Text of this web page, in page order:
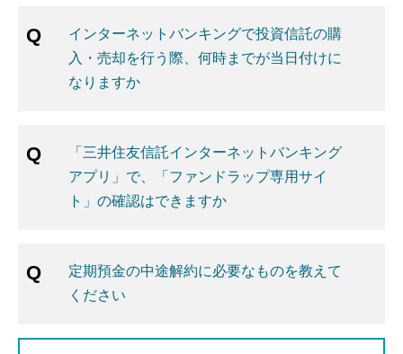
インターネットバンキングで投資信託の購
入・売却を行う際、何時までが当日付けに
なりますか
「三井住友信託インターネットバンキング
アプリ」で、「ファンドラップ専用サイ
ト」の確認はできますか
定期預金の中途解約に必要なものを教えて
ください